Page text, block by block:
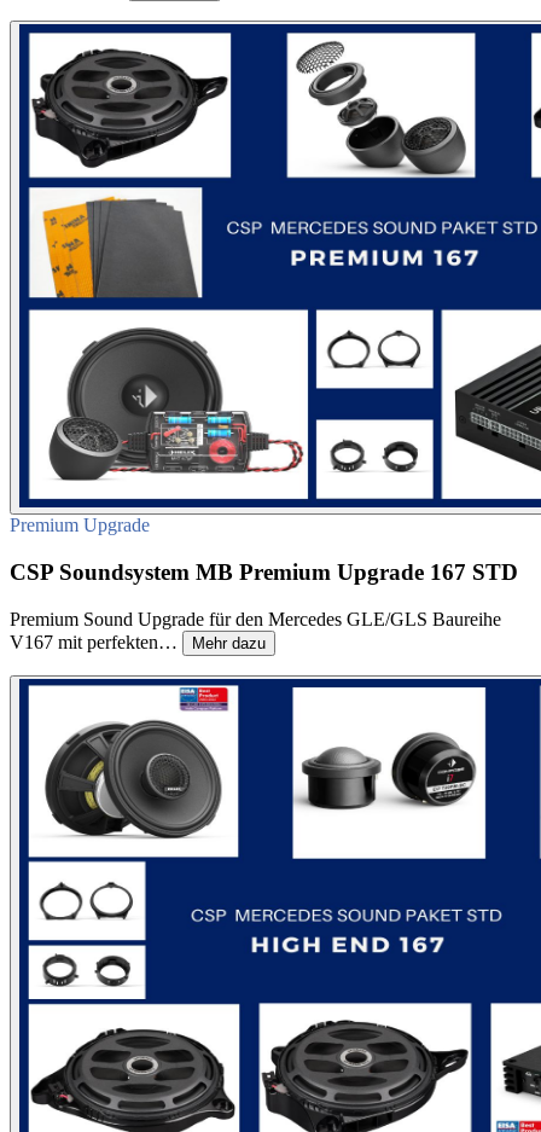
Premium Upgrade
CSP Soundsystem MB Premium Upgrade 167 STD
Premium Sound Upgrade für den Mercedes GLE/GLS Baureihe
V167 mit perfekten…
Mehr dazu